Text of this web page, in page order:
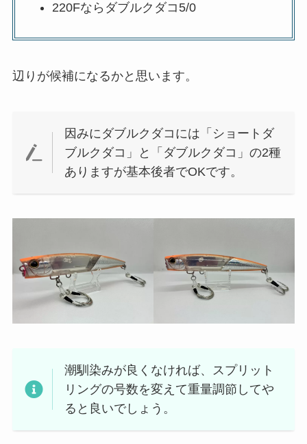
220Fならダブルクダコ5/0
辺りが候補になるかと思います。
因みにダブルクダコには「ショートダ
ブルクダコ」と「ダブルクダコ」の2種
ありますが基本後者でOKです。
潮馴染みが良くなければ、スプリット
リングの号数を変えて重量調節してや
ると良いでしょう。